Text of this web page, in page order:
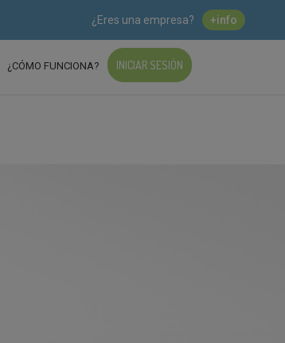
¿Eres una empresa? +info
¿CÓMO FUNCIONA? INICIAR SESIÓN